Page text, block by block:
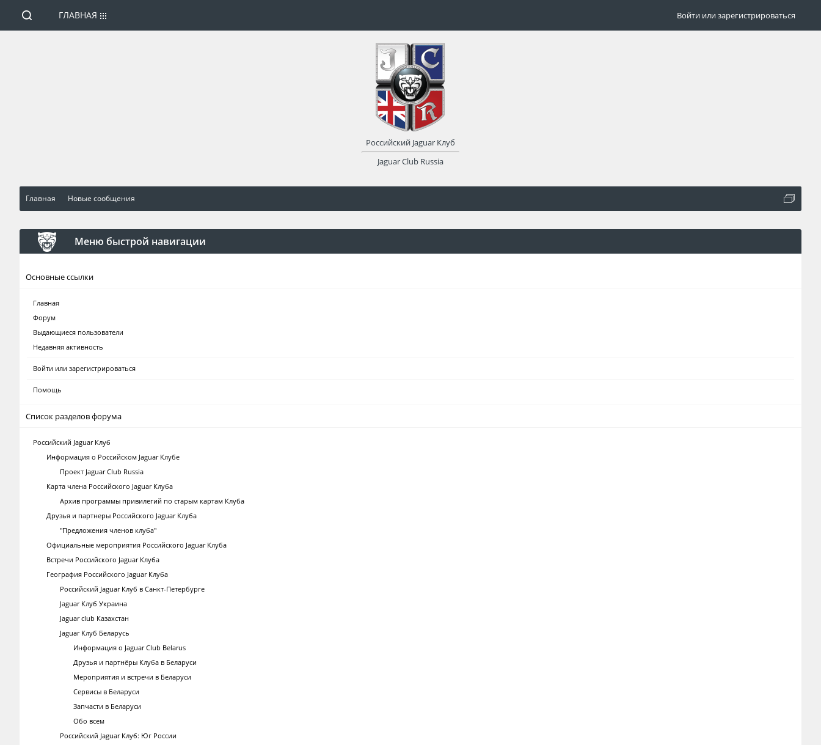
Главная Новые сообщения
Меню быстрой навигации
Основные ссылки
Главная
Форум
Выдающиеся пользователи
Недавняя активность
Войти или зарегистрироваться
Помощь
Список разделов форума
Российский Jaguar Клуб
Информация о Российском Jaguar Клубе
Проект Jaguar Club Russia
Карта члена Российского Jaguar Клуба
Архив программы привилегий по старым картам Клуба
Друзья и партнеры Российского Jaguar Клуба
"Предложения членов клуба"
Официальные мероприятия Российского Jaguar Клуба
Встречи Российского Jaguar Клуба
География Российского Jaguar Клуба
Российский Jaguar Клуб в Санкт-Петербурге
Jaguar Клуб Украина
Jaguar club Казахстан
Jaguar Клуб Беларусь
Информация о Jaguar Club Belarus
Друзья и партнёры Клуба в Беларуси
Мероприятия и встречи в Беларуси
Сервисы в Беларуси
Запчасти в Беларуси
Обо всем
Российский Jaguar Клуб: Юг России
ГЛАВНАЯ
Российский Jaguar Клуб
Jaguar Club Russia
Войти или зарегистрироваться